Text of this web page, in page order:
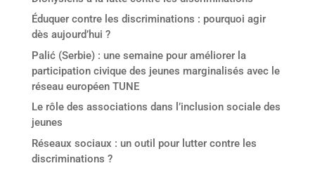
Éduquer contre les discriminations : pourquoi agir
dès aujourd’hui ?
Palić (Serbie) : une semaine pour améliorer la
participation civique des jeunes marginalisés avec le
réseau européen TUNE
Le rôle des associations dans l’inclusion sociale des
jeunes
Réseaux sociaux : un outil pour lutter contre les
discriminations ?